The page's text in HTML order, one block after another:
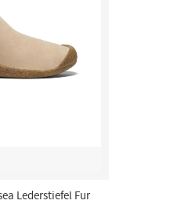
Lederstiefel Fur